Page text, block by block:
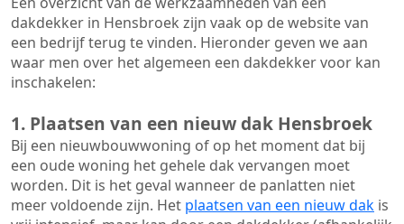
dakdekker in Hensbroek zijn vaak op de website van
een bedrijf terug te vinden. Hieronder geven we aan
waar men over het algemeen een dakdekker voor kan
inschakelen:
1. Plaatsen van een nieuw dak Hensbroek
Bij een nieuwbouwwoning of op het moment dat bij
een oude woning het gehele dak vervangen moet
worden. Dit is het geval wanneer de panlatten niet
meer voldoende zijn. Het plaatsen van een nieuw dak is